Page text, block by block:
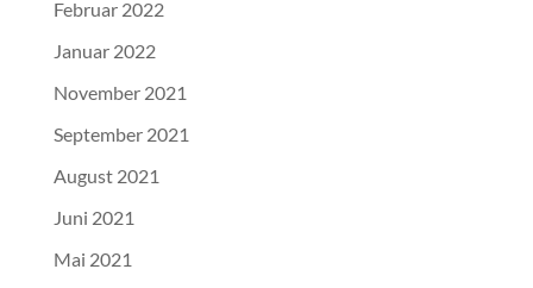
Februar 2022
Januar 2022
November 2021
September 2021
August 2021
Juni 2021
Mai 2021